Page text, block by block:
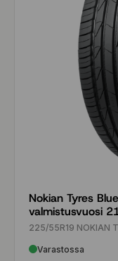
Nokian Tyres
valmistusvuosi
225/55R19 NOKIAN
Varastossa